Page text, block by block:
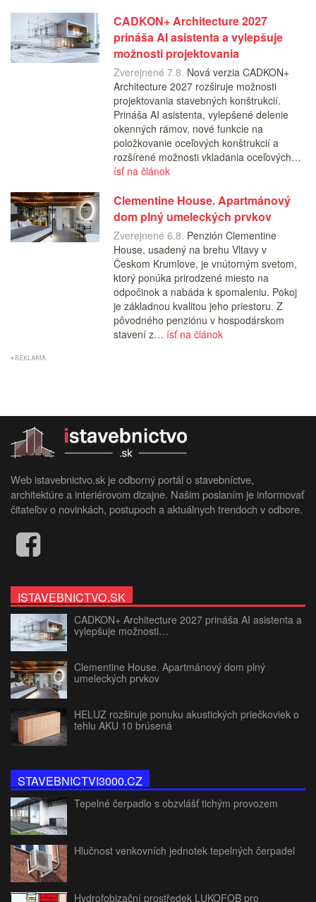
CADKON+ Architecture 2027
prináša AI asistenta a vylepšuje
možnosti projektovania
Zverejnené 7.8. Nová verzia CADKON+
Architecture 2027 rozširuje možnosti
projektovania stavebných konštrukcií.
Prináša AI asistenta, vylepšené delenie
okenných rámov, nové funkcie na
položkovanie oceľových konštrukcií a
rozšírené možnosti vkladania oceľových…
ísť na článok
Clementine House. Apartmánový
dom plný umeleckých prvkov
Zverejnené 6.8. Penzión Clementine
House, usadený na brehu Vltavy v
Českom Krumlove, je vnútorným svetom,
ktorý ponúka prirodzené miesto na
odpočinok a nabáda k spomaleniu. Pokoj
je základnou kvalitou jeho priestoru. Z
pôvodného penziónu v hospodárskom
stavení z… ísť na článok
Web istavebnictvo.sk je odborný portál o stavebníctve,
architektúre a interiérovom dizajne. Našim poslaním je informovať
čitateľov o novinkách, postupoch a aktuálnych trendoch v odbore.
ISTAVEBNICTVO.SK
CADKON+ Architecture 2027 prináša AI asistenta a
vylepšuje možnosti…
Clementine House. Apartmánový dom plný
umeleckých prvkov
HELUZ rozširuje ponuku akustických priečkoviek o
tehlu AKU 10 brúsená
STAVEBNICTVI3000.CZ
Tepelné čerpadlo s obzvlášť tichým provozem
Hlučnost venkovních jednotek tepelných čerpadel
Hydrofobizační prostředek LUKOFOB pro